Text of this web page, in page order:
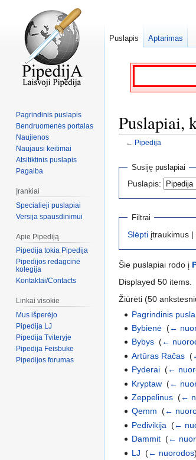
Puslapiai,
← Pipedija
Jump
navigation
Jump
search
Susiję puslapiai
Puslapis:
Filtrai
Slėpti įtraukimus |
Šie puslapiai rodo į
Displayed 50 items.
Žiūrėti (50
Pagrindinis
Bybienė ‎(←
Bybys ‎(←
Artūras Račas ‎(
Pyderai ‎(←
Kryptaw ‎(←
Zeppelinus ‎(←
Qemm ‎(←
Pedivikija ‎(←
Dammit ‎(←
LJ ‎(← nuorodos)
Puslapis Aptarimas
Pagrindinis puslapis
Bendruomenės portalas
Naujienos
Naujausi keitimai
Atsitiktinis puslapis
Pagalba
Įrankiai
Specialieji puslapiai
Versija spausdinimui
Apie Pipediją
Pipedija tokia Pipedija
Pipedijos redagcinė
kolegija
Kontaktai/Contacts
Linkai visokie
Mus išperėjo
Pipedija LJ
Pipedija Tviteryje
Pipedija Feisbuke
Pipedijos forumas